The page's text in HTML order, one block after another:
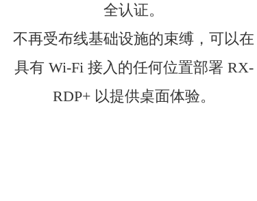
全认证。
不再受布线基础设施的束缚，可以在
具有 Wi-Fi 接入的任何位置部署 RX-
RDP+ 以提供桌面体验。